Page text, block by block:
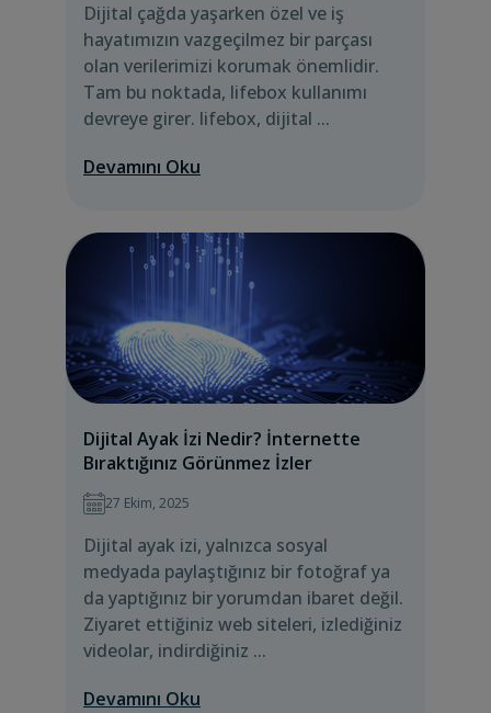
Dijital çağda yaşarken özel ve iş
hayatımızın vazgeçilmez bir parçası
olan verilerimizi korumak önemlidir.
Tam bu noktada, lifebox kullanımı
devreye girer. lifebox, dijital ...
Devamını Oku
Dijital Ayak İzi Nedir? İnternette
Bıraktığınız Görünmez İzler
27 Ekim, 2025
Dijital ayak izi, yalnızca sosyal
medyada paylaştığınız bir fotoğraf ya
da yaptığınız bir yorumdan ibaret değil.
Ziyaret ettiğiniz web siteleri, izlediğiniz
videolar, indirdiğiniz ...
Devamını Oku